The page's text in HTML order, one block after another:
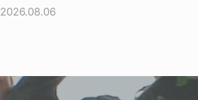
2026.08.06